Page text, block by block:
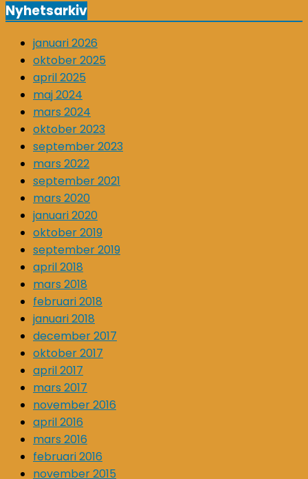
Nyhetsarkiv
januari 2026
oktober 2025
april 2025
maj 2024
mars 2024
oktober 2023
september 2023
mars 2022
september 2021
mars 2020
januari 2020
oktober 2019
september 2019
april 2018
mars 2018
februari 2018
januari 2018
december 2017
oktober 2017
april 2017
mars 2017
november 2016
april 2016
mars 2016
februari 2016
november 2015